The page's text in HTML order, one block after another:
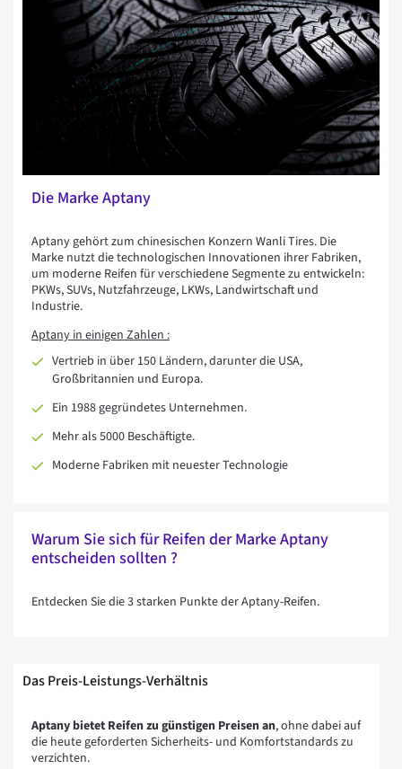
Die Marke Aptany
Aptany gehört zum chinesischen Konzern Wanli Tires. Die
Marke nutzt die technologischen Innovationen ihrer Fabriken,
um moderne Reifen für verschiedene Segmente zu entwickeln:
PKWs, SUVs, Nutzfahrzeuge, LKWs, Landwirtschaft und
Industrie.
Aptany in einigen Zahlen :
Vertrieb in über 150 Ländern, darunter die USA,
Großbritannien und Europa.
Ein 1988 gegründetes Unternehmen.
Mehr als 5000 Beschäftigte.
Moderne Fabriken mit neuester Technologie
Warum Sie sich für Reifen der Marke Aptany
entscheiden sollten ?
Entdecken Sie die 3 starken Punkte der Aptany-Reifen.
Das Preis-Leistungs-Verhältnis
Aptany bietet Reifen zu günstigen Preisen an, ohne dabei auf
die heute geforderten Sicherheits- und Komfortstandards zu
verzichten.